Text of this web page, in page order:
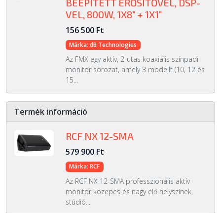
BEÉPÍTETT ERŐSÍTŐVEL, DSP-
VEL, 800W, 1X8" + 1X1"
156 500 Ft
Márka: dB Technologies
Az FMX egy aktív, 2-utas koaxiális színpadi
monitor sorozat, amely 3 modellt (10, 12 és
15...
Termék információ
RCF NX 12-SMA
579 900 Ft
Márka: RCF
Az RCF NX 12-SMA professzionális aktív
monitor közepes és nagy élő helyszínek,
stúdió...